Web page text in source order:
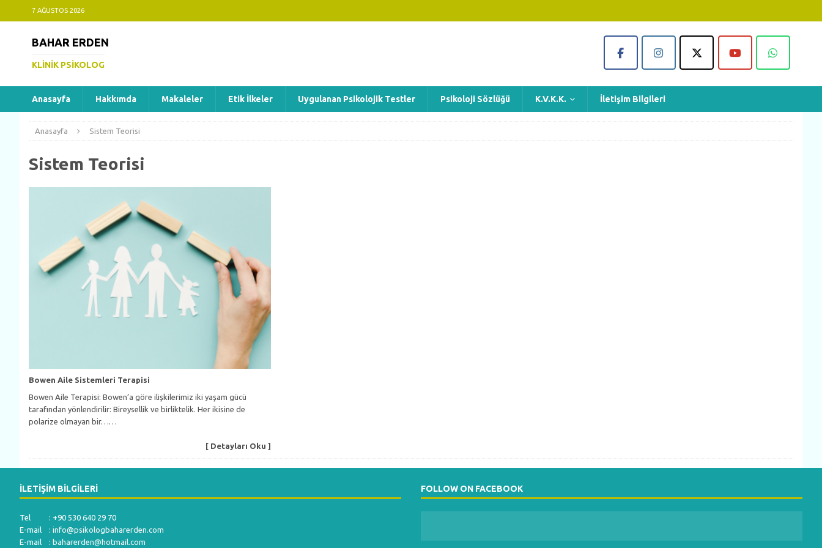
7 AĞUSTOS 2026
BAHAR ERDEN
KLINIK PSIKOLOG
Anasayfa Hakkımda Makaleler Etik İlkeler Uygulanan Psikolojik Testler Psikoloji Sözlüğü K.V.K.K. İletişim Bilgileri
Anasayfa Sistem Teorisi
Sistem Teorisi
Bowen Aile Sistemleri Terapisi
Bowen Aile Terapisi: Bowen’a göre ilişkilerimiz iki yaşam gücü
tarafından yönlendirilir: Bireysellik ve birliktelik. Her ikisine de
polarize olmayan bir……
[ Detayları Oku ]
İLETIŞIM BILGILERI
Tel : +90 530 640 29 70
E-mail : info@psikologbaharerden.com
E-mail : baharerden@hotmail.com
FOLLOW ON FACEBOOK